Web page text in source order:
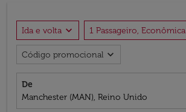
Ida e volta expand_more 1 Passageiro, Econômica
Código promocional expand_more
De
Manchester (MAN), Reino Unido